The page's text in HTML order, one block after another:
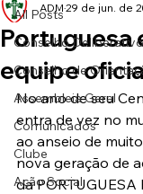
All Posts
Conselho Deliberativo
Conselho de
Assembleia Geral
Comunicados
Clube
Ação Social
Portuguesa
equipe
ADM 29 de jun. de
No ano de seu
entra de vez no
ao anseio de
nova geração de
da PORTUGUESA